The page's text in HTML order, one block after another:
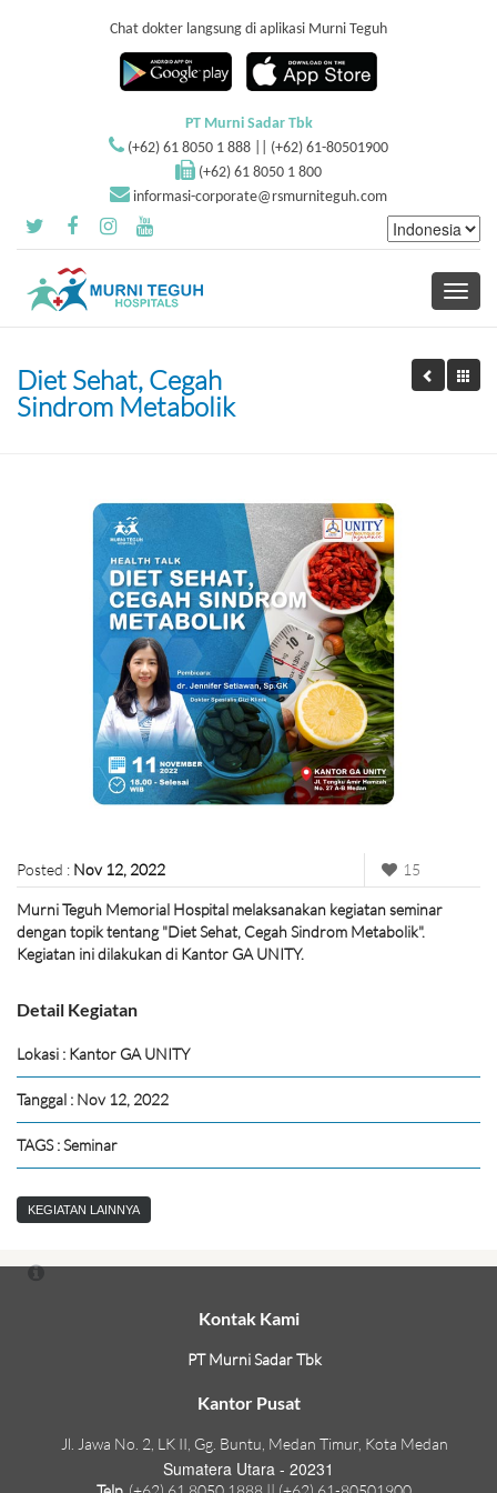
Chat dokter langsung di aplikasi Murni Teguh
PT Murni Sadar Tbk
(+62) 61 8050 1 888 || (+62) 61-80501900
(+62) 61 8050 1 800
informasi-corporate@rsmurniteguh.com
Toggle
Diet Sehat, Cegah
Sindrom Metabolik
Posted : Nov 12, 2022 15
Murni Teguh Memorial Hospital melaksanakan kegiatan seminar
dengan topik tentang "Diet Sehat, Cegah Sindrom Metabolik".
Kegiatan ini dilakukan di Kantor GA UNITY.
Detail Kegiatan
Lokasi : Kantor GA UNITY
Tanggal : Nov 12, 2022
TAGS : Seminar
KEGIATAN LAINNYA
Kontak Kami
PT Murni Sadar Tbk
Kantor Pusat
Jl. Jawa No. 2, LK II, Gg. Buntu, Medan Timur, Kota Medan
Sumatera Utara - 20231